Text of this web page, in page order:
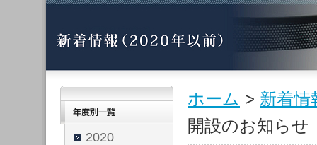
ホーム > 新着情
開設のお知らせ
2020